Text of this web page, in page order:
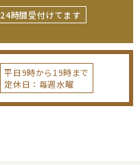
24時間受付けてます
平日9時から19時まで
定休日：毎週水曜